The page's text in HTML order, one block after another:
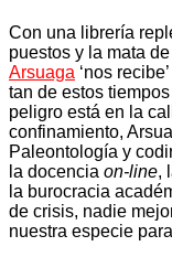
Con una librería
puestos y la mata
Arsuaga ‘nos
tan de estos
peligro está en la
confinamiento,
Paleontología y
la docencia on-line,
la burocracia
de crisis, nadie
nuestra especie